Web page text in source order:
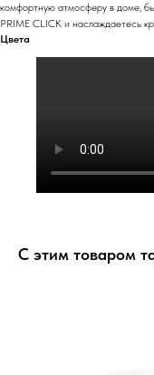
комфортную атмосферу в доме,
PRIME CLICK и наслаждаетесь
Цвета
С этим товаром